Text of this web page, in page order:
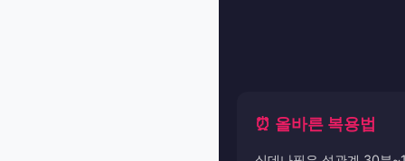
⏰ 올바른 복용법